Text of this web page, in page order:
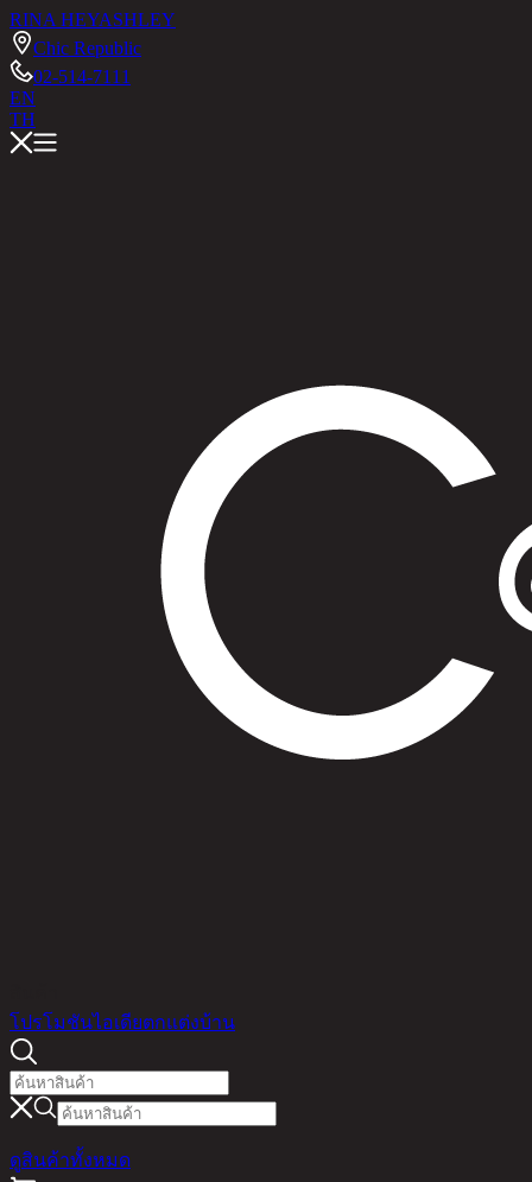
RINA HEYASHLEY
Chic Republic
02-514-7111
EN
TH
โปรโมชันไอเดียตกแต่งบ้าน
ดูสินค้าทั้งหมด